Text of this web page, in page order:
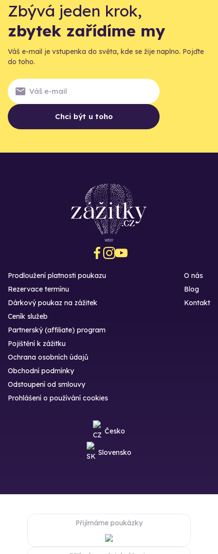
Zbývá jeden krok,
zbytek zařídíme my
Váš e-mail je vstupenka do světa, kde se žije naplno. Pojďte
do toho.
Chci být u toho
Prodloužení platnosti poukazu
Rezervace termínu
Dárkový poukaz na zážitek
O nás
Blog
Kontakt
Ceník služeb
Partnerský (affiliate) program
Pojištění k zážitku
Ochrana osobních údajů
Obchodní podmínky
Odstoupení od smlouvy
Prohlášení o používání cookies
Česko
Slovensko
Přijímáme poukázky